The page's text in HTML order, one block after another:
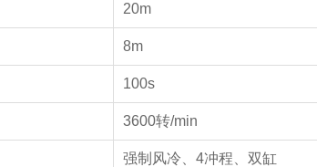
20m
8m
100s
3600转/min
强制风冷、4冲程、双缸